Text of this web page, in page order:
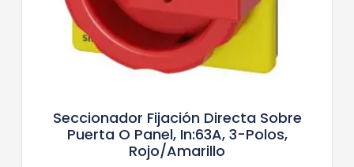
Seccionador Fijación Directa Sobre
Puerta O Panel, In:63A, 3-Polos,
Rojo/Amarillo